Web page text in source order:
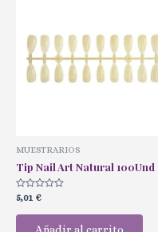
MUESTRARIOS
Tip Nail Art Natural 100Und
Valorado
con
0
5,01 €